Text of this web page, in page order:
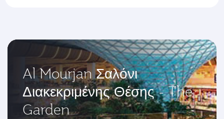
Al Mourjan Σαλόνι
Διακεκριμένης Θέσης - The
Garden